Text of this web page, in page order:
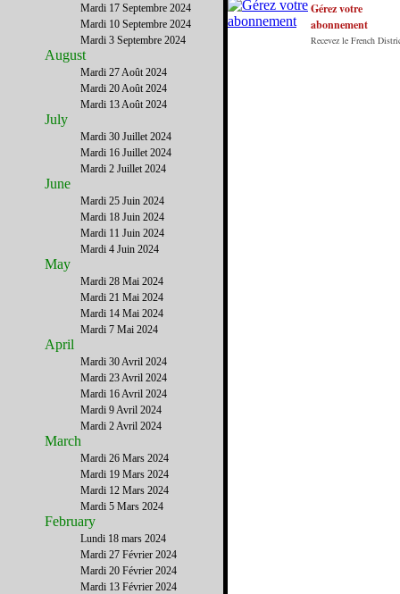
Gérez votre
abonnement
Recevez le French
Mardi 17 Septembre 2024
Mardi 10 Septembre 2024
Mardi 3 Septembre 2024
August
Mardi 27 Août 2024
Mardi 20 Août 2024
Mardi 13 Août 2024
July
Mardi 30 Juillet 2024
Mardi 16 Juillet 2024
Mardi 2 Juillet 2024
June
Mardi 25 Juin 2024
Mardi 18 Juin 2024
Mardi 11 Juin 2024
Mardi 4 Juin 2024
May
Mardi 28 Mai 2024
Mardi 21 Mai 2024
Mardi 14 Mai 2024
Mardi 7 Mai 2024
April
Mardi 30 Avril 2024
Mardi 23 Avril 2024
Mardi 16 Avril 2024
Mardi 9 Avril 2024
Mardi 2 Avril 2024
March
Mardi 26 Mars 2024
Mardi 19 Mars 2024
Mardi 12 Mars 2024
Mardi 5 Mars 2024
February
Lundi 18 mars 2024
Mardi 27 Février 2024
Mardi 20 Février 2024
Mardi 13 Février 2024